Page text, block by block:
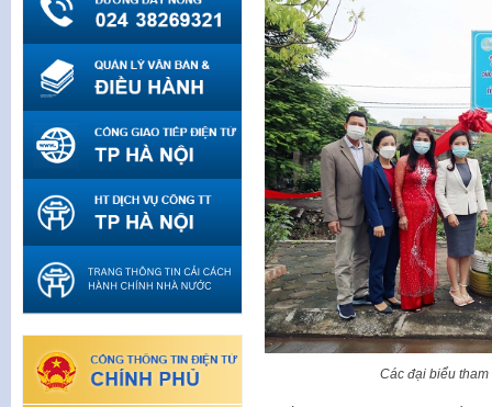
Các đại biểu